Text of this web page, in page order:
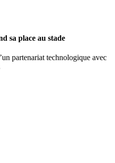
sa place au stade
partenariat technologique avec